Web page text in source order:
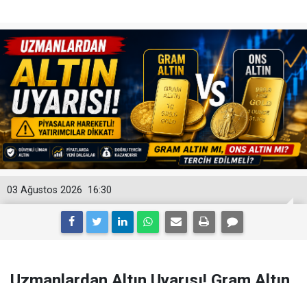
16:30
03 Ağustos 2026